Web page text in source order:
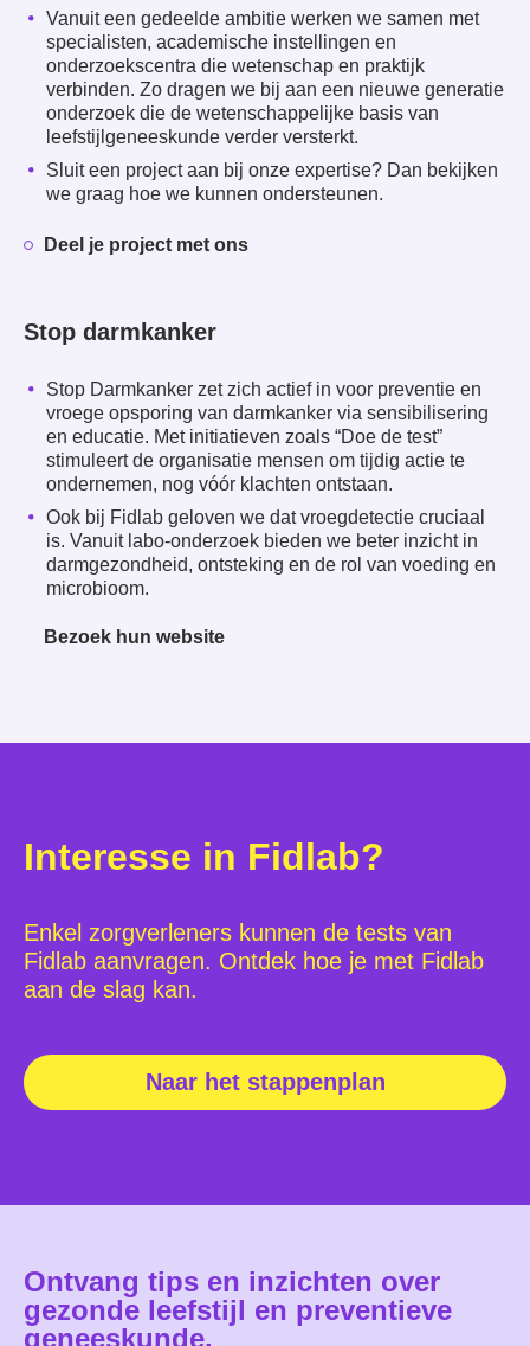
Vanuit een gedeelde ambitie werken we samen met
specialisten, academische instellingen en
onderzoekscentra die wetenschap en praktijk
verbinden. Zo dragen we bij aan een nieuwe generatie
onderzoek die de wetenschappelijke basis van
leefstijlgeneeskunde verder versterkt.
Sluit een project aan bij onze expertise? Dan bekijken
we graag hoe we kunnen ondersteunen.
Deel je project met ons
Stop darmkanker
Stop Darmkanker zet zich actief in voor preventie en
vroege opsporing van darmkanker via sensibilisering
en educatie. Met initiatieven zoals “Doe de test”
stimuleert de organisatie mensen om tijdig actie te
ondernemen, nog vóór klachten ontstaan.
Ook bij Fidlab geloven we dat vroegdetectie cruciaal
is. Vanuit labo-onderzoek bieden we beter inzicht in
darmgezondheid, ontsteking en de rol van voeding en
microbioom.
Bezoek hun website
Interesse in Fidlab?
Enkel zorgverleners kunnen de tests van
Fidlab aanvragen. Ontdek hoe je met Fidlab
aan de slag kan.
Naar het stappenplan
Ontvang tips en inzichten over
gezonde leefstijl en preventieve
geneeskunde.